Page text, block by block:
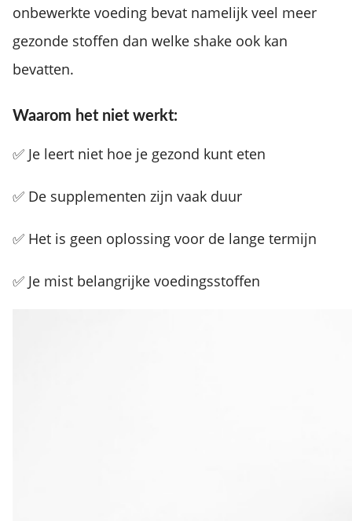
onbewerkte voeding bevat namelijk veel meer
gezonde stoffen dan welke shake ook kan
bevatten.
Waarom het niet werkt:
✅ Je leert niet hoe je gezond kunt eten
✅ De supplementen zijn vaak duur
✅ Het is geen oplossing voor de lange termijn
✅ Je mist belangrijke voedingsstoffen